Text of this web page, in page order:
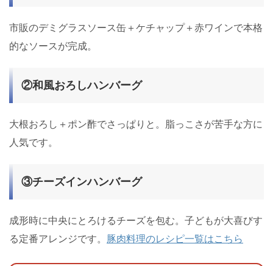
市販のデミグラスソース缶＋ケチャップ＋赤ワインで本格
的なソースが完成。
②和風おろしハンバーグ
大根おろし＋ポン酢でさっぱりと。脂っこさが苦手な方に
人気です。
③チーズインハンバーグ
成形時に中央にとろけるチーズを包む。子どもが大喜びす
る定番アレンジです。
豚肉料理のレシピ一覧はこちら